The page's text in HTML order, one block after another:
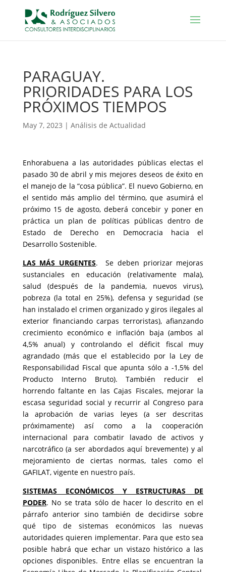
PARAGUAY.
PRIORIDADES PARA LOS
PRÓXIMOS TIEMPOS
May 7, 2023 | Análisis de Actualidad
Enhorabuena a las autoridades públicas electas el
pasado 30 de abril y mis mejores deseos de éxito en
el manejo de la “cosa pública”. El nuevo Gobierno, en
el sentido más amplio del término, que asumirá el
próximo 15 de agosto, deberá concebir y poner en
práctica un plan de políticas públicas dentro de
Estado de Derecho en Democracia hacia el
Desarrollo Sostenible.
LAS MÁS URGENTES. Se deben priorizar mejoras
sustanciales en educación (relativamente mala),
salud (después de la pandemia, nuevos virus),
pobreza (la total en 25%), defensa y seguridad (se
han instalado el crimen organizado y giros ilegales al
exterior financiando carpas terroristas), afianzando
crecimiento económico e inflación baja (ambos al
4,5% anual) y controlando el déficit fiscal muy
agrandado (más que el establecido por la Ley de
Responsabilidad Fiscal que apunta sólo a -1,5% del
Producto Interno Bruto). También reducir el
horrendo faltante en las Cajas Fiscales, mejorar la
escasa seguridad social y recurrir al Congreso para
la aprobación de varias leyes (a ser descritas
próximamente) así como a la cooperación
internacional para combatir lavado de activos y
narcotráfico (a ser abordados aquí brevemente) y al
mejoramiento de ciertas normas, tales como el
GAFILAT, vigente en nuestro país.
SISTEMAS ECONÓMICOS Y ESTRUCTURAS DE
PODER. No se trata sólo de hacer lo descrito en el
párrafo anterior sino también de decidirse sobre
qué tipo de sistemas económicos las nuevas
autoridades quieren implementar. Para que esto sea
posible habrá que echar un vistazo histórico a las
opciones disponibles. Entre ellas se encuentran la